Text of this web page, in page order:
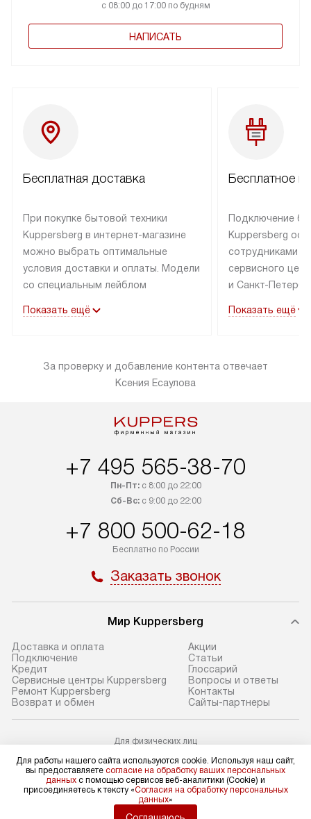
с 08:00 до 17:00 по будням
НАПИСАТЬ
Бесплатная доставка
При покупке бытовой техники
Kuppersberg в интернет-магазине
можно выбрать оптимальные
условия доставки и оплаты. Модели
со специальным лейблом
в пределах МКАД до подъезда,
«в наличии» может быть отправлен
покупателю в течение трех дней.
и другие регионы осуществляется
через транспортную компанию.
компания бесплатно доставит ваш
заказ до представительства
транспортной компании в Москве.
доставки у менеджера при
оформлении заказа.
В оговоренный день служба
требуется перенос прибора
до двери квартиры или до места
установки, предварительно
согласуйте это с менеджером.
За данную услугу взимается
они не позволяют пронести его
через дверной проем,
то сотрудники транспортной
службы не смогут демонтировать
дверцы, ручки или другие
Показать ещё
Бесплатное
Подключение
Kuppersberg
сотрудниками
сервисного
и Санкт-
подключается к
за пределы
от категории
найти на нашем
нишу или на
запуск и
консультация
В стандартную
Показать ещё
За проверку и добавление контента отвечает
Ксения Есаулова
+7 495 565-38-70
Пн-Пт:с 8:00 до 22:00
Сб-Вс:с 9:00 до 22:00
+7 800 500-62-18
Бесплатно по России
Заказать звонок
Мир Kuppersberg
Доставка и оплата
Подключение
Кредит
Сервисные центры Kuppersberg
Ремонт Kuppersberg
Возврат и обмен
Акции
Cтатьи
Глоссарий
Вопросы и ответы
Контакты
Сайты-партнеры
Для физических лиц
shop@kuppers-russia.ru
Для юридических лиц
business@kvalitet.company
Для работы нашего сайта используются cookie. Используя наш сайт,
вы предоставляете согласие на обработку ваших персональных
данных с помощью сервисов веб-аналитики (Cookie) и
присоединяетесь к тексту «Согласия на обработку персональных
данных»